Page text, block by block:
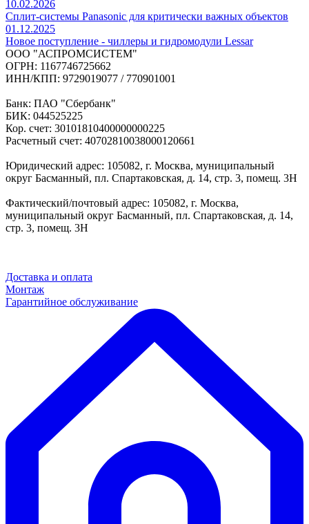
10.02.2026
Сплит-системы Panasonic для критически важных объектов
01.12.2025
Новое поступление - чиллеры и гидромодули Lessar
ООО "АСПРОМСИСТЕМ"
ОГРН: 1167746725662
ИНН/КПП: 9729019077 / 770901001
Банк: ПАО "Сбербанк"
БИК: 044525225
Кор. счет: 30101810400000000225
Расчетный счет: 40702810038000120661
Юридический адрес: 105082, г. Москва, муниципальный
округ Басманный, пл. Спартаковская, д. 14, стр. 3, помещ. 3Н
Фактический/почтовый адрес: 105082, г. Москва,
муниципальный округ Басманный, пл. Спартаковская, д. 14,
стр. 3, помещ. 3Н
Доставка и оплата
Монтаж
Гарантийное обслуживание